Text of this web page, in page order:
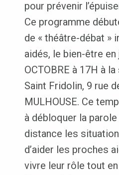
pour prévenir
Ce programme
de « théâtre-débat »
aidés, le bien-être en
OCTOBRE à 17H à
Saint Fridolin, 9 rue
MULHOUSE. Ce
à débloquer la
distance les
d’aider les proches
vivre leur rôle tout